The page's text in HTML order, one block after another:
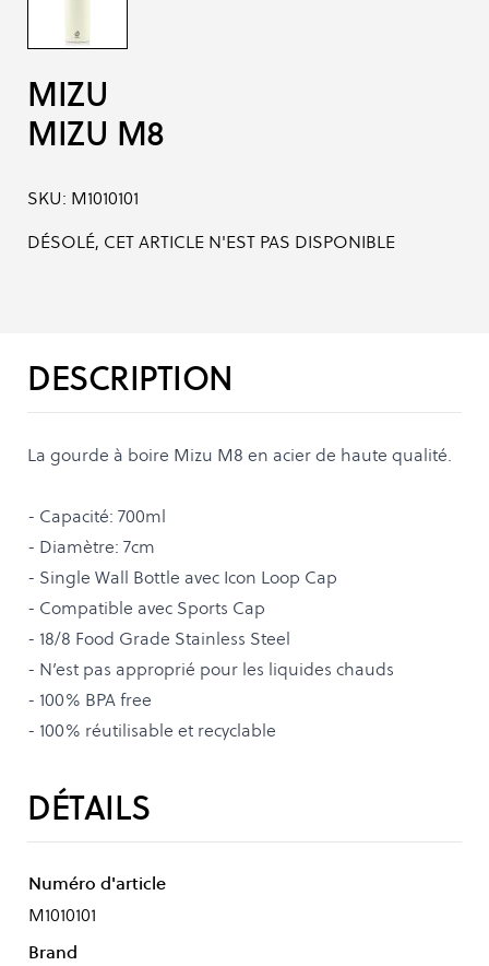
MIZU
MIZU M8
SKU: M1010101
DÉSOLÉ, CET ARTICLE N'EST PAS DISPONIBLE
DESCRIPTION
La gourde à boire Mizu M8 en acier de haute qualité.
- Capacité: 700ml
- Diamètre: 7cm
- Single Wall Bottle avec Icon Loop Cap
- Compatible avec Sports Cap
- 18/8 Food Grade Stainless Steel
- N’est pas approprié pour les liquides chauds
- 100% BPA free
- 100% réutilisable et recyclable
DÉTAILS
Numéro d'article
M1010101
Brand